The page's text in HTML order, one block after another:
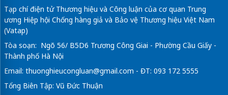
Tạp chí điện tử Thương hiệu và Công luận của cơ quan Trung
ương Hiệp hội Chống hàng giả và Bảo vệ Thương hiệu Việt Nam
(Vatap)
Tòa soạn: Ngõ 56/ B5D6 Trương Công Giai - Phường Cầu Giấy -
Thành phố Hà Nội
Email: thuonghieucongluan@gmail.com - ĐT: 093 172 5555
Tổng Biên Tập: Vũ Đức Thuận